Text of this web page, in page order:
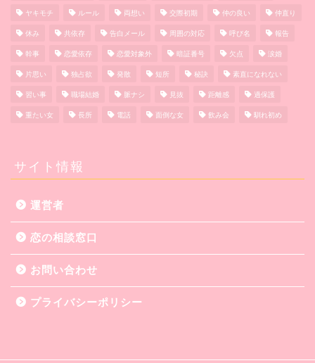
ヤキモチ ルール 両想い 交際初期 仲の良い 仲直り
休み 共依存 告白メール 周囲の対応 呼び名 報告
幹事 恋愛依存 恋愛対象外 暗証番号 欠点 涙婚
片思い 独占欲 発散 短所 秘訣 素直になれない
習い事 職場結婚 脈ナシ 見抜 距離感 過保護
重たい女 長所 電話 面倒な女 飲み会 馴れ初め
サイト情報
運営者
恋の相談窓口
お問い合わせ
プライバシーポリシー